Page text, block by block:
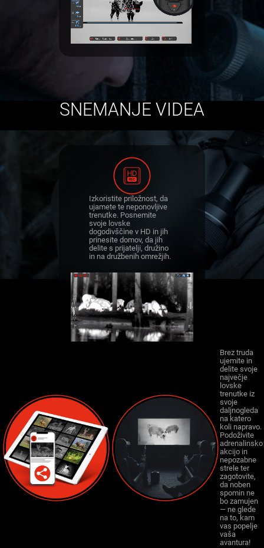
SNEMANJE VIDEA
Izkoristite priložnost, da
ujamete te neponovljive
trenutke. Posnemite
svoje lovske
dogodivščine v HD in jih
prinesite domov, da jih
delite s prijatelji, družino
in na družbenih omrežjih.
Brez truda
ujemite in
delite svoje
največje
lovske
trenutke iz
svoje
daljnogleda
na katero
koli napravo.
Podoživite
adrenalinsko
akcijo in
nepozabne
strele ter
zagotovite,
da noben
spomin ne
bo zamujen
— ne glede
na to, kam
vas popelje
vaša
avantura!